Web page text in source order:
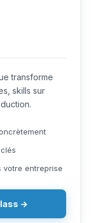
transforme
skills sur
votre entreprise
→